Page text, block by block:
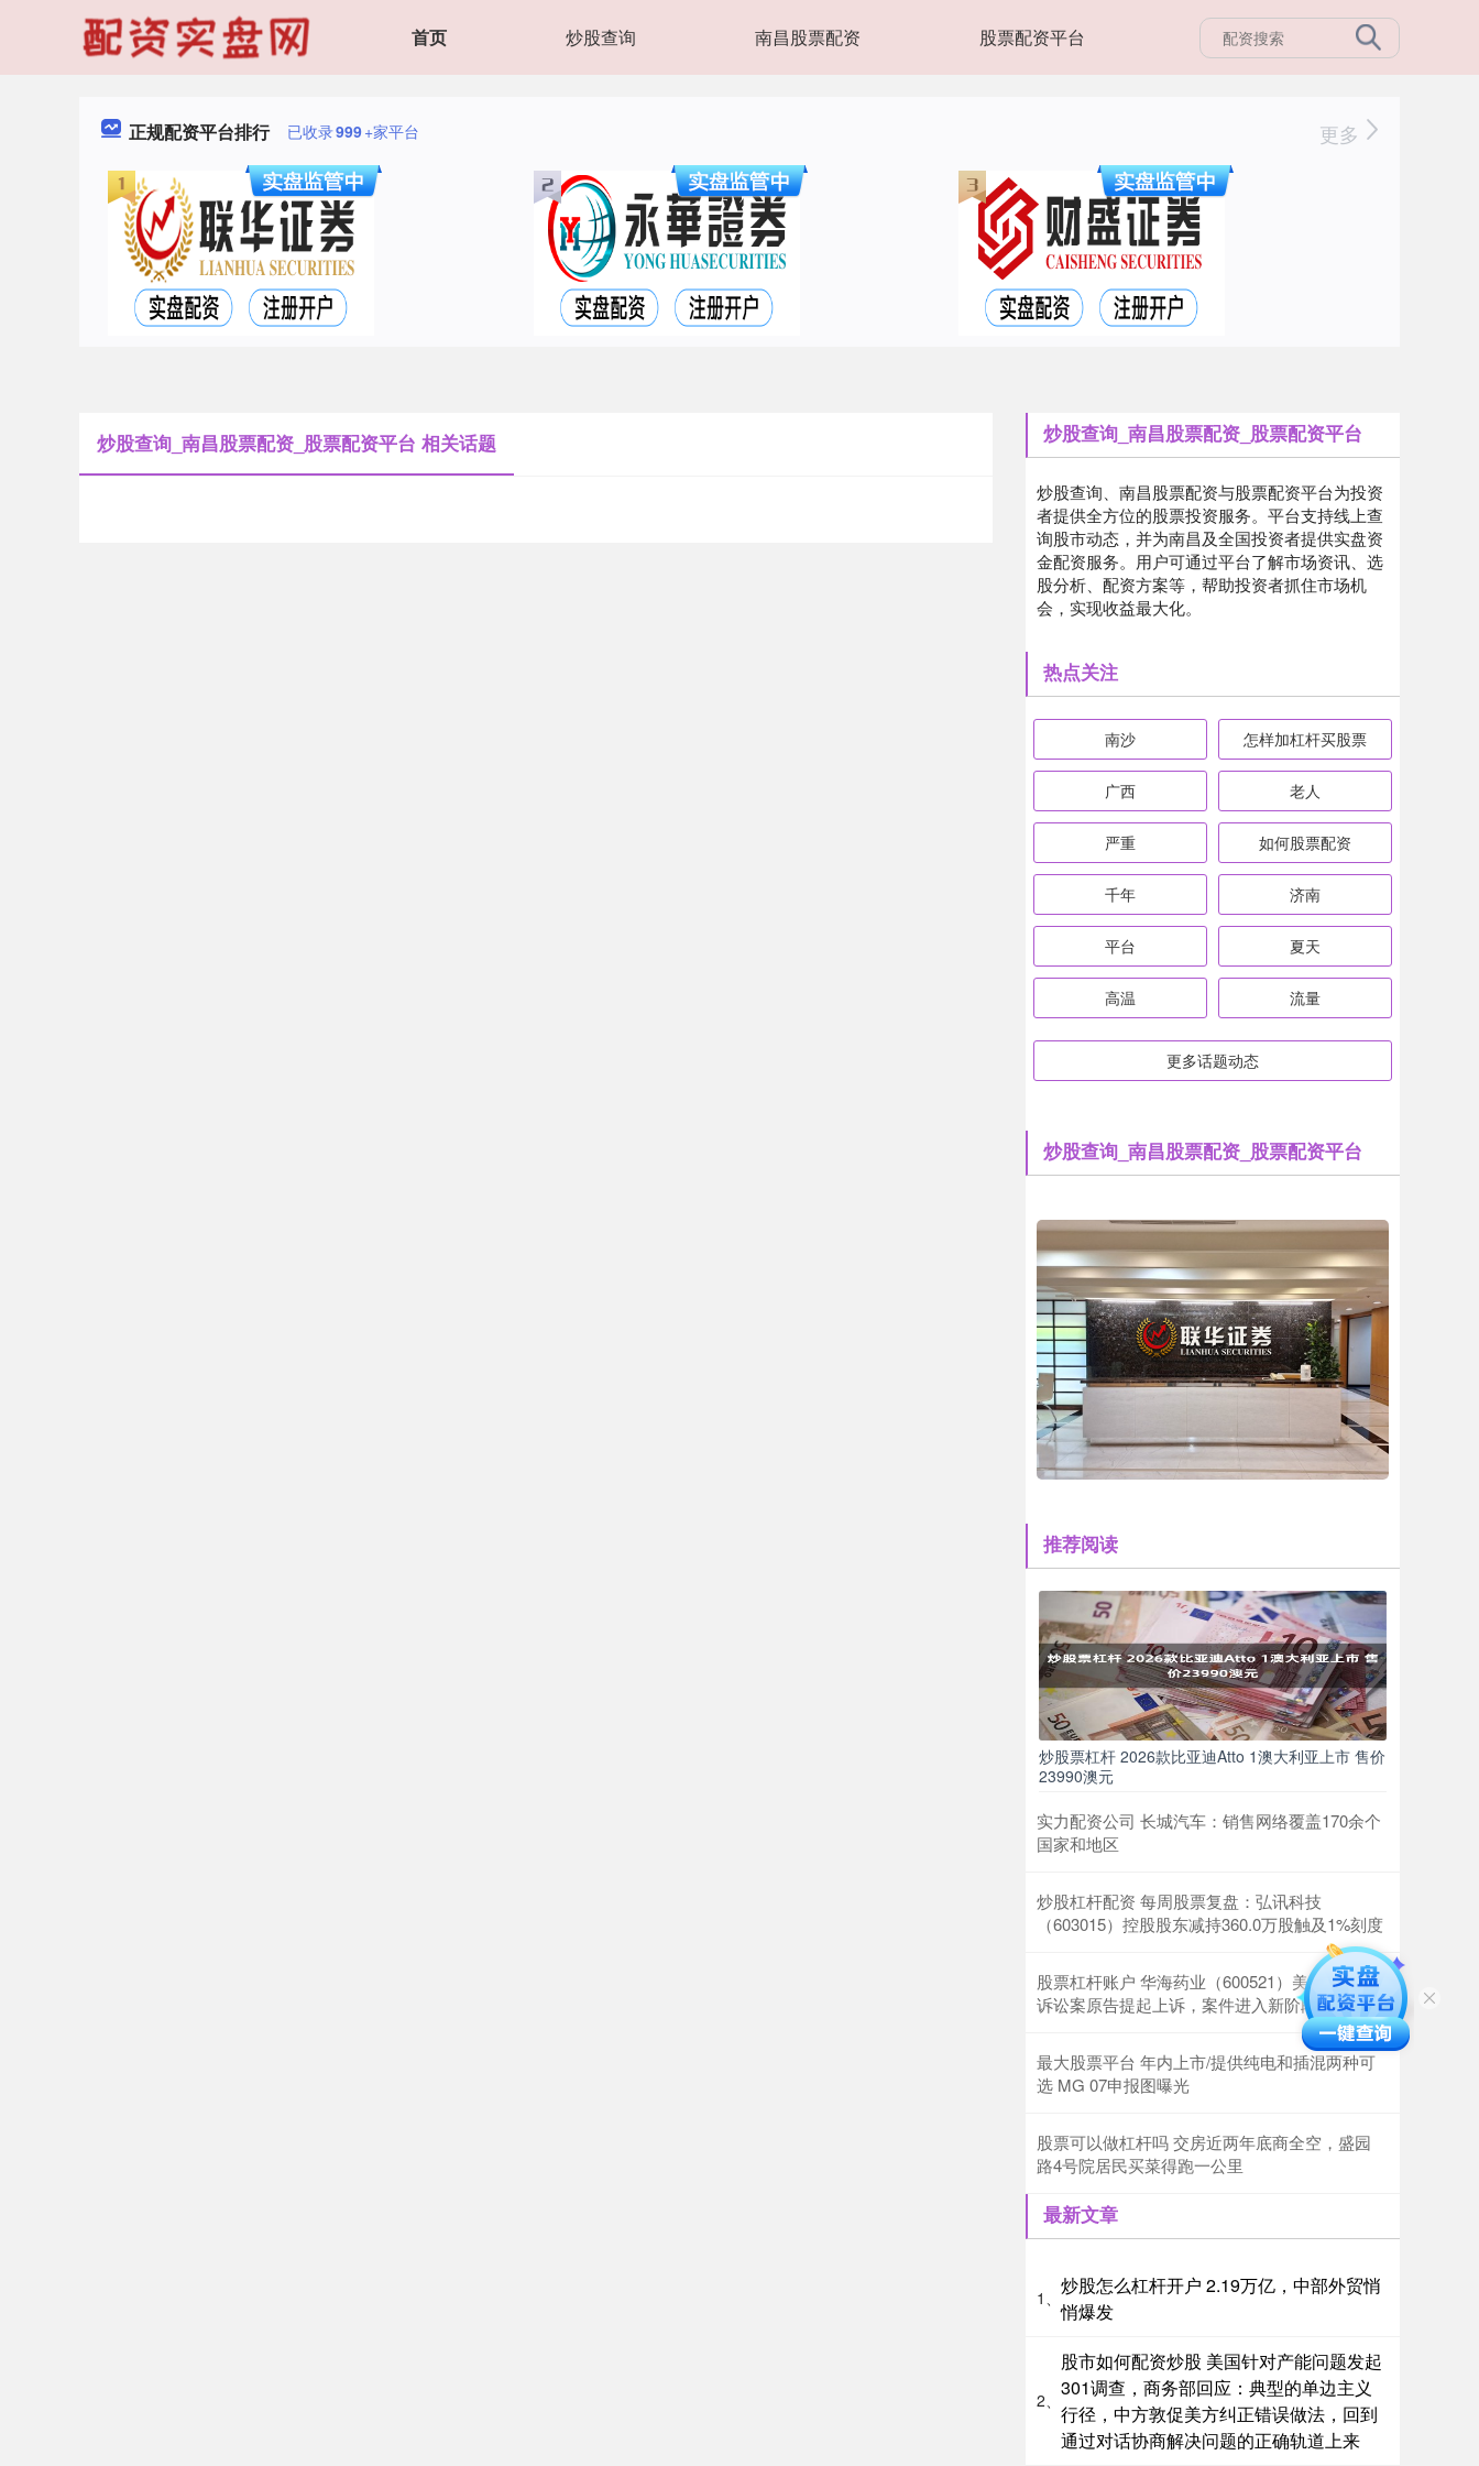
首页 炒股查询 南昌股票配资 股票配资平台
正规配资平台排行 已收录999+家平台 更多
炒股查询_南昌股票配资_股票配资平台 相关话题 炒股查询_南昌股票配资_股票配资平台
炒股查询、南昌股票配资与股票配资平台为投资
者提供全方位的股票投资服务。平台支持线上查
询股市动态，并为南昌及全国投资者提供实盘资
金配资服务。用户可通过平台了解市场资讯、选
股分析、配资方案等，帮助投资者抓住市场机
会，实现收益最大化。
热点关注
南沙 怎样加杠杆买股票
广西 老人
严重 如何股票配资
千年 济南
平台 夏天
高温 流量
更多话题动态
炒股查询_南昌股票配资_股票配资平台
推荐阅读
炒股票杠杆 2026款比亚迪Atto 1澳大利亚上市 售价
23990澳元
实力配资公司 长城汽车：销售网络覆盖170余个
国家和地区
炒股杠杆配资 每周股票复盘：弘讯科技
（603015）控股股东减持360.0万股触及1%刻度
股票杠杆账户 华海药业（600521）美国缬沙坦
诉讼案原告提起上诉，案件进入新阶段
最大股票平台 年内上市/提供纯电和插混两种可
选 MG 07申报图曝光
股票可以做杠杆吗 交房近两年底商全空，盛园
路4号院居民买菜得跑一公里
最新文章
1、
炒股怎么杠杆开户 2.19万亿，中部外贸悄
悄爆发
2、
股市如何配资炒股 美国针对产能问题发起
301调查，商务部回应：典型的单边主义
行径，中方敦促美方纠正错误做法，回到
通过对话协商解决问题的正确轨道上来